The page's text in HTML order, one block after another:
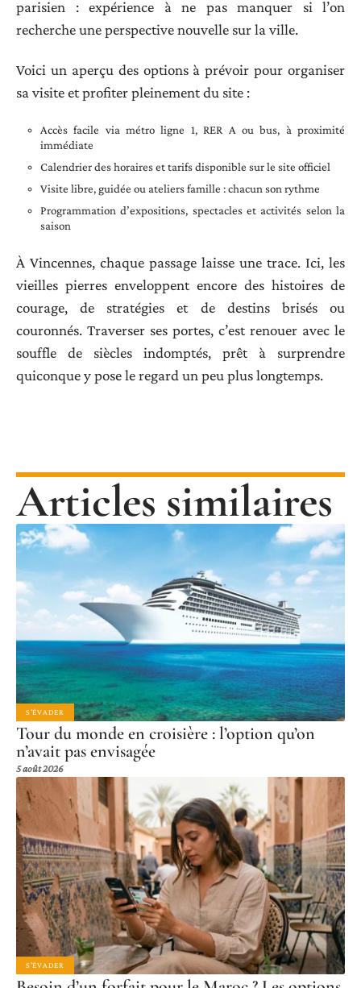
parisien : expérience à ne pas manquer si l’on
recherche une perspective nouvelle sur la ville.
Voici un aperçu des options à prévoir pour organiser
sa visite et profiter pleinement du site :
Accès facile via métro ligne 1, RER A ou bus, à proximité
immédiate
Calendrier des horaires et tarifs disponible sur le site officiel
Visite libre, guidée ou ateliers famille : chacun son rythme
Programmation d’expositions, spectacles et activités selon la
saison
À Vincennes, chaque passage laisse une trace. Ici, les
vieilles pierres enveloppent encore des histoires de
courage, de stratégies et de destins brisés ou
couronnés. Traverser ses portes, c’est renouer avec le
souffle de siècles indomptés, prêt à surprendre
quiconque y pose le regard un peu plus longtemps.
Articles similaires
S'ÉVADER
Tour du monde en croisière : l’option qu’on
n’avait pas envisagée
5 août 2026
S'ÉVADER